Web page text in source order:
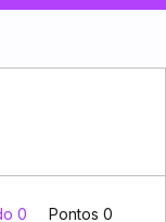
0
Pontos 0